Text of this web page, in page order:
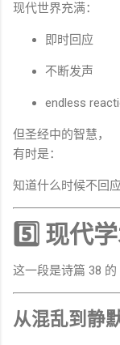
现代世界充满：
即时回应
不断发声
endless
但圣经中的智慧，
有时是：
知道什么时候不回应
5️⃣ 现代
这一段是诗篇 38 的
从混乱到静